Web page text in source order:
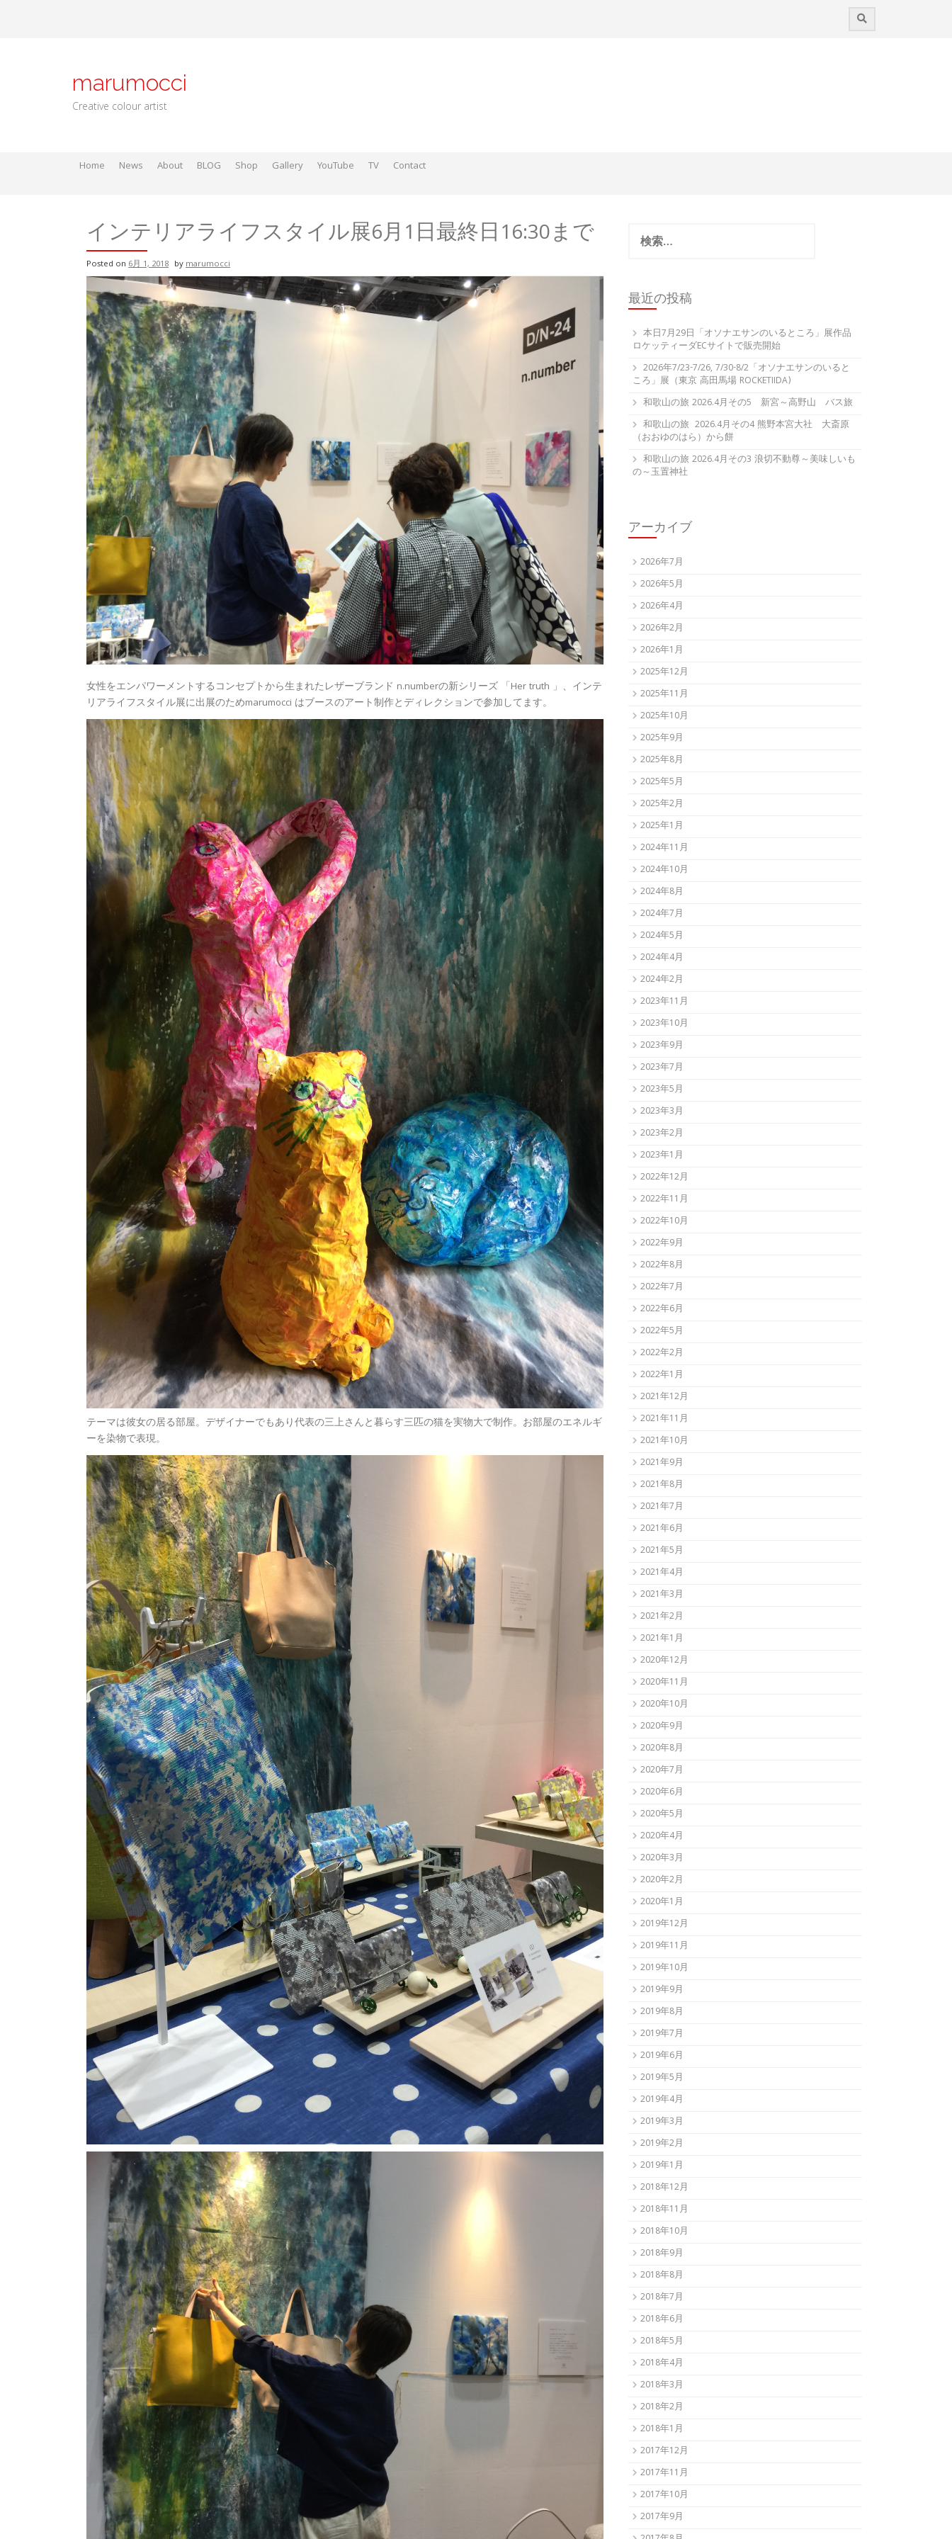
marumocci
Creative colour artist
Home News About BLOG Shop Gallery YouTube TV Contact
インテリアライフスタイル展6月1日最終日16:30まで
Posted on 6月 1, 2018 bymarumocci
女性をエンパワーメントするコンセプトから生まれたレザーブランド n.numberの新シリーズ 「Her truth 」、インテ
リアライフスタイル展に出展のためmarumocci はブースのアート制作とディレクションで参加してます。
テーマは彼女の居る部屋。デザイナーでもあり代表の三上さんと暮らす三匹の猫を実物大で制作。お部屋のエネルギ
ーを染物で表現。
最近の投稿
本日7月29日「オソナエサンのいるところ」展作品
ロケッティーダECサイトで販売開始
2026年7/23-7/26, 7/30-8/2「オソナエサンのいると
ころ」展（東京 高田馬場 ROCKETIIDA)
和歌山の旅 2026.4月その5 新宮～高野山 バス旅
和歌山の旅 2026.4月その4 熊野本宮大社 大斎原
（おおゆのはら）から餅
和歌山の旅 2026.4月その3 浪切不動尊～美味しいも
の～玉置神社
アーカイブ
2026年7月
2026年5月
2026年4月
2026年2月
2026年1月
2025年12月
2025年11月
2025年10月
2025年9月
2025年8月
2025年5月
2025年2月
2025年1月
2024年11月
2024年10月
2024年8月
2024年7月
2024年5月
2024年4月
2024年2月
2023年11月
2023年10月
2023年9月
2023年7月
2023年5月
2023年3月
2023年2月
2023年1月
2022年12月
2022年11月
2022年10月
2022年9月
2022年8月
2022年7月
2022年6月
2022年5月
2022年2月
2022年1月
2021年12月
2021年11月
2021年10月
2021年9月
2021年8月
2021年7月
2021年6月
2021年5月
2021年4月
2021年3月
2021年2月
2021年1月
2020年12月
2020年11月
2020年10月
2020年9月
2020年8月
2020年7月
2020年6月
2020年5月
2020年4月
2020年3月
2020年2月
2020年1月
2019年12月
2019年11月
2019年10月
2019年9月
2019年8月
2019年7月
2019年6月
2019年5月
2019年4月
2019年3月
2019年2月
2019年1月
2018年12月
2018年11月
2018年10月
2018年9月
2018年8月
2018年7月
2018年6月
2018年5月
2018年4月
2018年3月
2018年2月
2018年1月
2017年12月
2017年11月
2017年10月
2017年9月